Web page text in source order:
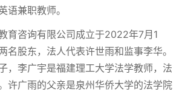
语兼职教师。
育咨询有限公司成立于2022年7月1
名股东，法人代表许世雨和监事李华。
，李广宇是福建理工大学法学教师，法
许广雨的父亲是泉州华侨大学的法学院